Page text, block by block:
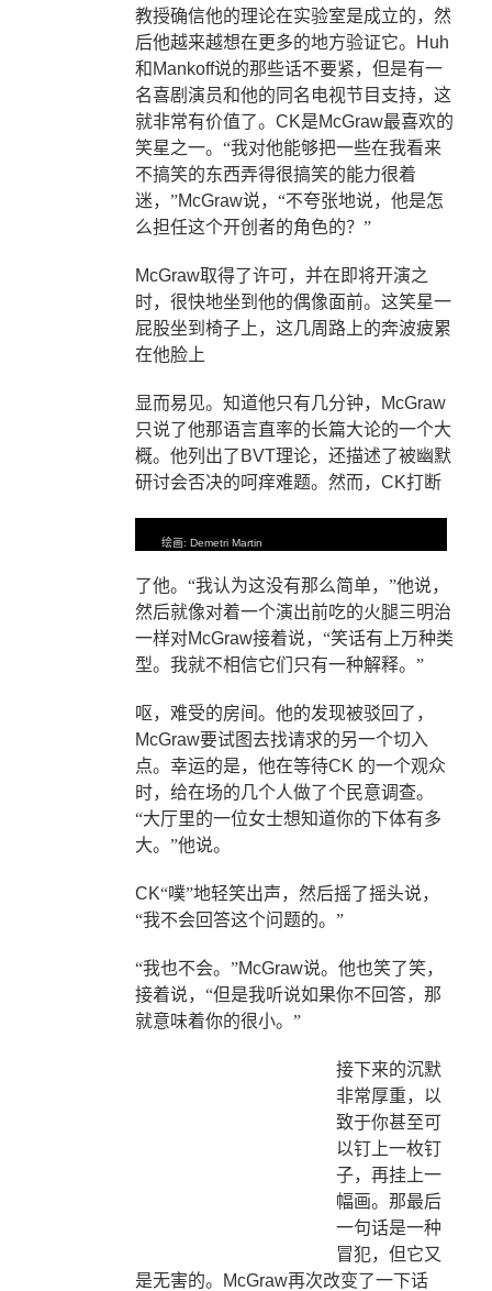
教授确信他的理论在实验室是成立的，然
后他越来越想在更多的地方验证它。
Huh
和 Mankoff说的那些话不要紧，但是有一
名喜剧演员和他的同名电视节目支持，这
就非常有价值了。 CK是McGraw最喜欢的
笑星之一。“我对他能够把一些在我看来
不搞笑的东西弄得很搞笑的能力很着
迷，”McGraw说，“不夸张地说，他是怎
么担任这个开创者的角色的？”
McGraw取得了许可，并在即将开演之
时，很快地坐到他的偶像面前。这笑星一
屁股坐到椅子上，这几周路上的奔波疲累
在他脸上
显而易见。知道他只有几分钟，
McGraw
只说了他那语言直率的长篇大论的一个大
概。他列出了 BVT理论，还描述了被幽默
研讨会否决的呵痒难题。然而， CK打断
绘画: Demetri Martin
了他。“我认为这没有那么简单，”他说，
然后就像对着一个演出前吃的火腿三明治
一样对McGraw接着说，“笑话有上万种类
型。我就不相信它们只有一种解释。”
呕，难受的房间。他的发现被驳回了，
McGraw要试图去找请求的另一个切入
点。幸运的是，他在等待CK 的一个观众
时，给在场的几个人做了个民意调查。
“大厅里的一位女士想知道你的下体有多
大。”他说。
CK“噗”地轻笑出声，然后摇了摇头说，
“我不会回答这个问题的。”
“我也不会。”McGraw说。他也笑了笑，
接着说，“但是我听说如果你不回答，那
就意味着你的很小。”
接下来的沉默
非常厚重，以
致于你甚至可
以钉上一枚钉
子，再挂上一
幅画。那最后
一句话是一种
冒犯，但它又
是无害的。
McGraw再次改变了一下话